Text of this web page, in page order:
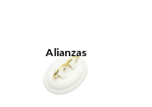
Alianzas